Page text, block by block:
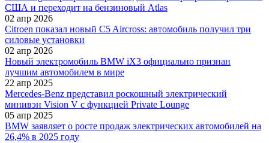
США и переходит на бензиновый Atlas
02 апр 2026
Citroen показал новый C5 Aircross: автомобиль получил три
силовые установки
02 апр 2026
Новый электромобиль BMW iX3 официально признан
лучшим автомобилем в мире
22 апр 2025
Mercedes-Benz представил роскошный электрический
минивэн Vision V с функцией Private Lounge
05 апр 2025
BMW заявляет о росте продаж электрических автомобилей на
26,4% в 2025 году